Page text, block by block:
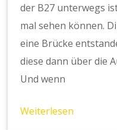
der B27 unterwegs
mal sehen können.
eine Brücke
diese dann über die
Und wenn
Weiterlesen